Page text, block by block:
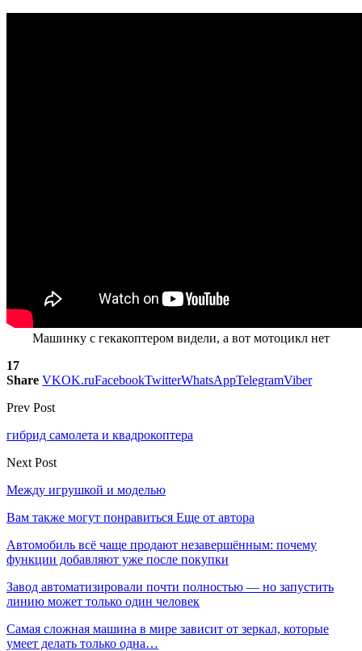
Машинку с гекакоптером видели, а вот мотоцикл нет
17
Share VKOK.ruFacebookTwitterWhatsAppTelegramViber
Prev Post
гибрид самолета и квадрокоптера
Next Post
Между игрушкой и моделью
Вам также могут понравиться Еще от автора
Автомобиль всё чаще продают незавершённым: почему
функции добавляют уже после покупки
Завод автоматизировали почти полностью — но запустить
линию может только один человек
Самая сложная машина в мире зависит от зеркал, которые
умеет делать только одна…